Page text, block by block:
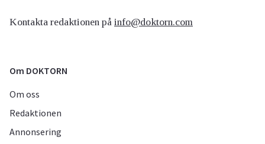
Kontakta redaktionen på info@doktorn.com
Om DOKTORN
Om oss
Redaktionen
Annonsering